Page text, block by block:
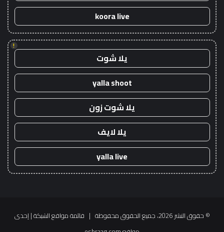
koora live
!
يلا شوت
yalla shoot
يلا شوت زون
يلا لايف
yalla live
© حقوق النشر 2026، جميع الحقوق محفوظة | قائمة مواقع الشبكة| إحدى